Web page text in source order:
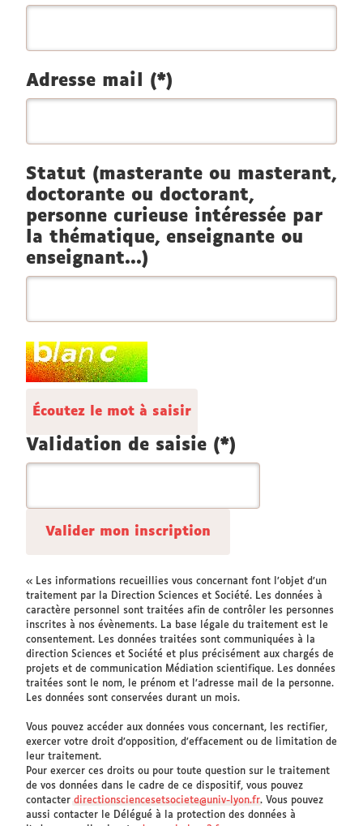
Adresse mail (*)
Statut (masterante ou masterant,
doctorante ou doctorant,
personne curieuse intéressée par
la thématique, enseignante ou
enseignant...)
Champ
pour
robots.
Si
merci
laisser
vide.
Écoutez le mot à saisir
Validation de saisie (*)
« Les informations recueillies vous concernant font l’objet d’un
traitement par la Direction Sciences et Société. Les données à
caractère personnel sont traitées afin de contrôler les personnes
inscrites à nos évènements. La base légale du traitement est le
consentement. Les données traitées sont communiquées à la
direction Sciences et Société et plus précisément aux chargés de
projets et de communication Médiation scientifique. Les données
traitées sont le nom, le prénom et l’adresse mail de la personne.
Les données sont conservées durant un mois.
Vous pouvez accéder aux données vous concernant, les rectifier,
exercer votre droit d’opposition, d’effacement ou de limitation de
leur traitement.
Pour exercer ces droits ou pour toute question sur le traitement
de vos données dans le cadre de ce dispositif, vous pouvez
contacter directionsciencesetsociete@univ-lyon.fr. Vous pouvez
aussi contacter le Délégué à la protection des données à